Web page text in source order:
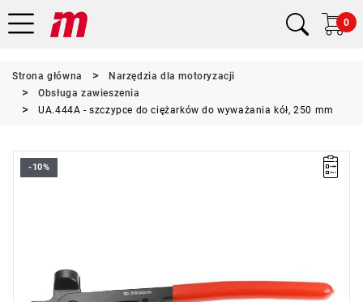
0
Strona główna
Narzędzia dla motoryzacji
Obsługa zawieszenia
UA.444A - szczypce do ciężarków do wyważania kół, 250 mm
-10%